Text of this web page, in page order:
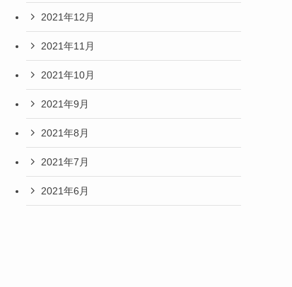
2021年12月
2021年11月
2021年10月
2021年9月
2021年8月
2021年7月
2021年6月